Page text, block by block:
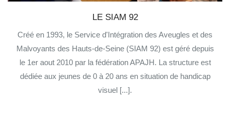
LE SIAM 92
Créé en 1993, le Service d'Intégration des Aveugles et des
Malvoyants des Hauts-de-Seine (SIAM 92) est géré depuis
le 1er aout 2010 par la fédération APAJH. La structure est
dédiée aux jeunes de 0 à 20 ans en situation de handicap
visuel [...].